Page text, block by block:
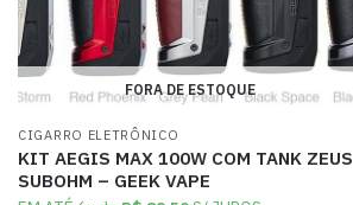
FORA DE ESTOQUE
CIGARRO ELETRÔNICO
KIT AEGIS MAX 100W COM TANK ZEUS
SUBOHM – GEEK VAPE